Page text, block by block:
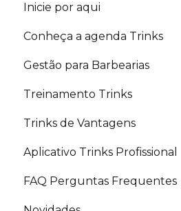
Inicie por aqui
Trilhas
Configurações básicas
Agendamento e
Controle Financeiro
Comissão
Marketing e Divulgação
Conheça a agenda Trinks
Agenda
Agendamento
Etiquetas
Fechamento de Conta
Comandas
Gestão para Barbearias
Treinamento Trinks
Trinks de Vantagens
Aplicativo Trinks Profissional
Liberações e
FAQ Perguntas Frequentes